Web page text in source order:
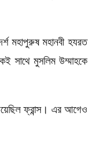
মহাপুরুষ মহানবী হযরত
সাথে মুসলিম উম্মাহকে
ফ্রান্স। এর আগেও